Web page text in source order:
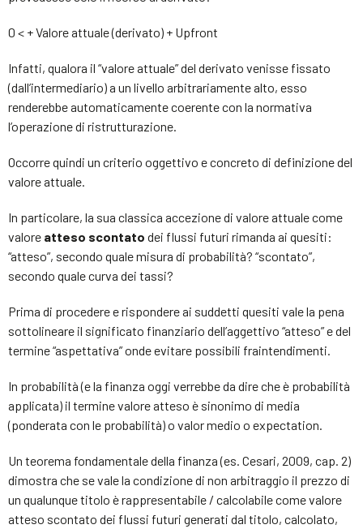
0 < + Valore attuale (derivato) + Upfront
Infatti, qualora il “valore attuale” del derivato venisse fissato
(dall’intermediario) a un livello arbitrariamente alto, esso
renderebbe automaticamente coerente con la normativa
l’operazione di ristrutturazione.
Occorre quindi un criterio oggettivo e concreto di definizione del
valore attuale.
In particolare, la sua classica accezione di valore attuale come
valore atteso scontato dei flussi futuri rimanda ai quesiti:
“atteso”, secondo quale misura di probabilità? “scontato”,
secondo quale curva dei tassi?
Prima di procedere e rispondere ai suddetti quesiti vale la pena
sottolineare il significato finanziario dell’aggettivo “atteso” e del
termine “aspettativa” onde evitare possibili fraintendimenti.
In probabilità (e la finanza oggi verrebbe da dire che è probabilità
applicata) il termine valore atteso è sinonimo di media
(ponderata con le probabilità) o valor medio o expectation.
Un teorema fondamentale della finanza (es. Cesari, 2009, cap. 2)
dimostra che se vale la condizione di non arbitraggio il prezzo di
un qualunque titolo è rappresentabile / calcolabile come valore
atteso scontato dei flussi futuri generati dal titolo, calcolato,